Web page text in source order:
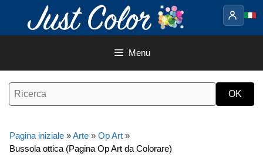
contenuto
Menu
Pagina iniziale »Arte » Op Art »
Bussola ottica (Pagina Op Art da Colorare)